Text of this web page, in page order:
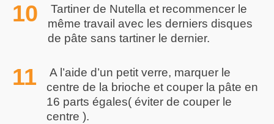
Tartiner de Nutella et recommencer le
même travail avec les derniers disques
de pâte sans tartiner le dernier.
A l’aide d’un petit verre, marquer le
centre de la brioche et couper la pâte en
16 parts égales( éviter de couper le
centre ).